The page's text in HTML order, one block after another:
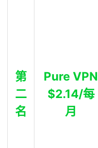
第
二
名
Pure VPN
$2.14/每
月